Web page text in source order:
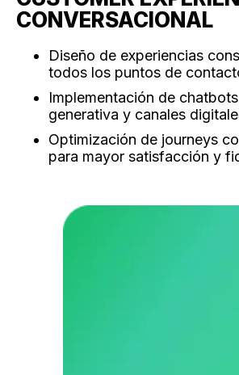
CONVERSACIONAL
Diseño de experiencias
todos los puntos de
Implementación de
generativa y canales
Optimización de journeys
para mayor satisfacción y